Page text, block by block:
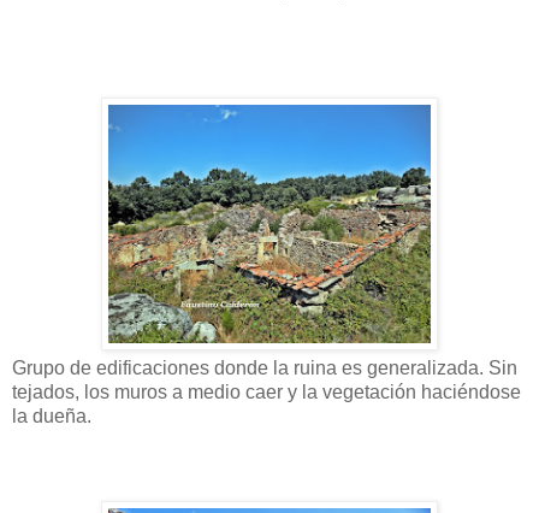
Grupo de edificaciones donde la ruina es generalizada. Sin
tejados, los muros a medio caer y la vegetación haciéndose
la dueña.